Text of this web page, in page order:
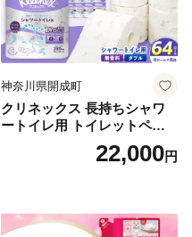
神奈川県開成町
クリネックス 長持ちシャワ
ートイレ用 トイレットペー
パー（ダブル）64ロール(8ロ
ール×8パック) 開成町 トイレ
蓄 防災 エコ 消耗品 生活雑貨
生活用品 無香料 トイレット
22,000円